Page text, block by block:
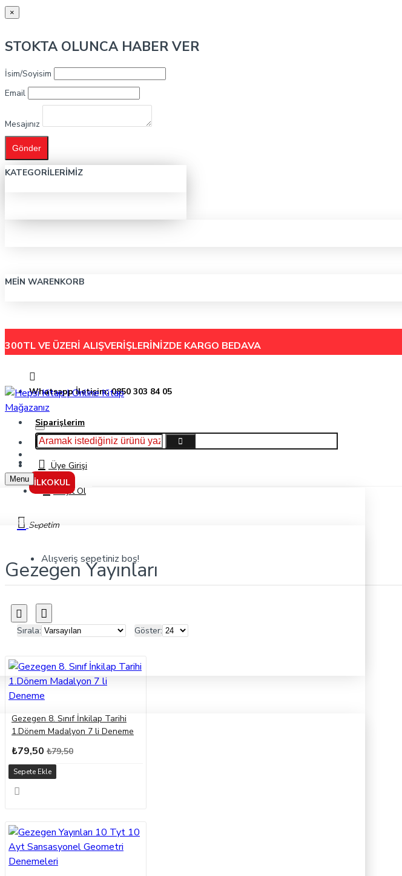
×
STOKTA OLUNCA HABER VER
İsim/Soyisim
Email
Mesajınız
Gönder
KATEGORILERIMIZ
MEIN WARENKORB
300TL VE ÜZERİ ALIŞVERİŞLERİNİZDE KARGO BEDAVA
Whatsapp İletişim: 0850 303 84 05
Siparişlerim
Hakkımızda
İletişimÜye Girişi
Kayıt Ol
Sepetim
Alışveriş sepetiniz boş!
İLKOKUL
Menu
Markalar
Gezegen Yayınları
Sırala: Göster:
Gezegen 8. Sınıf İnkilap Tarihi
1.Dönem Madalyon 7 li Deneme
₺79,50 ₺79,50
Sepete Ekle